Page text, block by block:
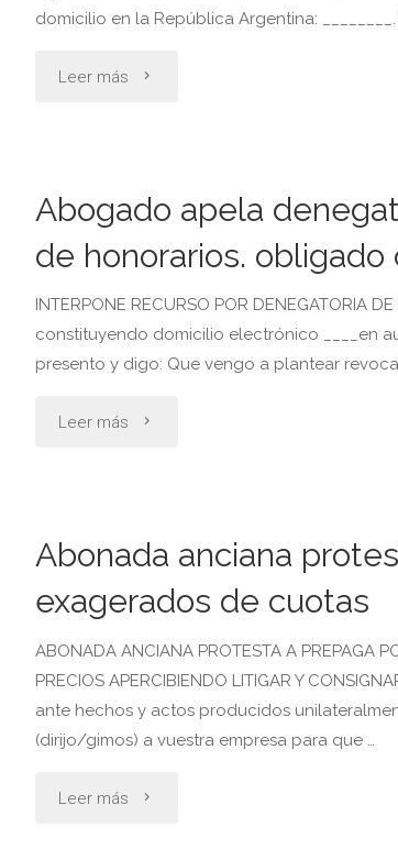
de
alcoholemia
del
daño"
domicilio en la República Argentina: ________.
Leer más "Pacto
concurrencia
laboral"
Abogado apela
de honorarios.
INTERPONE RECURSO POR DENEGATORIA
constituyendo domicilio electrónico ____en
presento y digo: Que vengo a plantear
Leer más "Abogado
de
medida
para
Abonada anciana
exagerados de cuotas
ABONADA ANCIANA PROTESTA A PREPAGA
PRECIOS APERCIBIENDO LITIGAR Y
ante hechos y actos producidos
(dirijo/gimos) a vuestra empresa para que …
Leer más "Abonada